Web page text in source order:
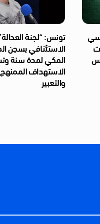
تونس: “لجنة
الاستئنافي بسجن
المكي لمدة سنة
الاستهداف
والتعبير